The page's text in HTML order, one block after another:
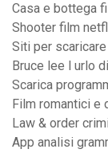
Casa e bottega
Shooter film
Siti per
Bruce lee l urlo
Scarica
Film romantici e
Law & order
App analisi